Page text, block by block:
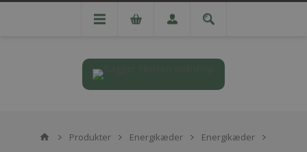
Produkter Energikæder
Energikæder